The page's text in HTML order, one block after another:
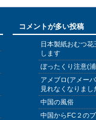
コメントが多い投稿
日本製紙おむつ
します
ぼったくり注意(
アメブロ(アメー
見れなくなりまし
中国の風俗
中国からFC２の